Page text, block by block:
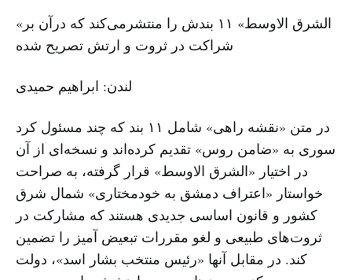
«الشرق الاوسط» ۱۱ بندش را منتشرمی‌کند که درآن بر
شراکت در ثروت و ارتش تصریح شده
لندن: ابراهیم حمیدی
در متن «نقشه راهی» شامل ۱۱ بند که چند مسئول کرد
سوری به «ضامن روس» تقدیم کرده‌اند و نسخه‌ای از آن
در اختیار «الشرق الاوسط» قرار گرفته، به صراحت
خواستار «اعتراف دمشق به خودمختاری» شمال شرق
کشور و قانون اساسی جدیدی هستند که مشارکت در
ثروت‌های طبیعی و لغو مقررات تبعیض آمیز را تضمین
کند. در مقابل آنها «رئیس منتخب بشار اسد»، دولت